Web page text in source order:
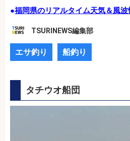
●福岡県のリアルタイム天気＆風波
TSURINEWS編集部
エサ釣り 船釣り
タチウオ船団